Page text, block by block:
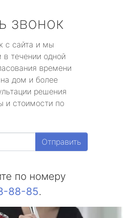
звонок
с сайта и мы
течении одной
времени
дом и более
решения
и стоимости по
Отправить
по номеру
88-85.